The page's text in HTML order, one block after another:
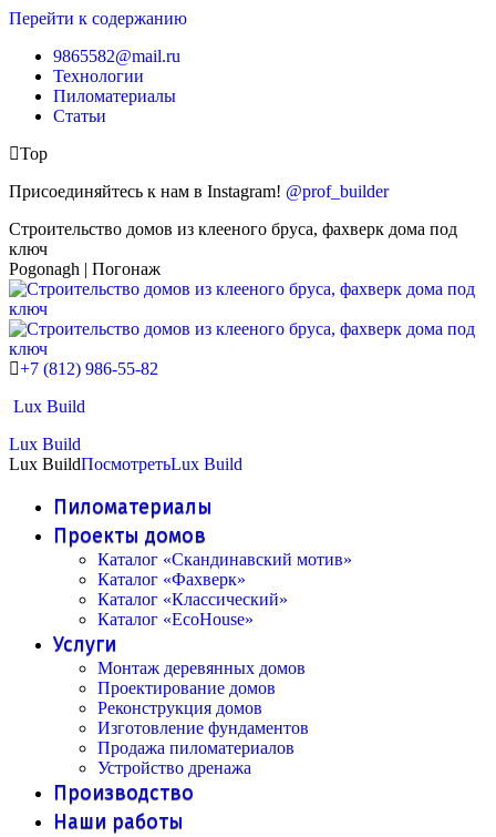
Перейти к содержанию
9865582@mail.ru
Технологии
Пиломатериалы
Статьи
Top
Присоединяйтесь к нам в Instagram! @prof_builder
Строительство домов из клееного бруса, фахверк дома под
ключ
Pogonagh | Погонаж
+7 (812) 986-55-82
Lux Build
Lux Build
Lux BuildПосмотретьLux Build
Пиломатериалы
Проекты домов
Каталог «Скандинавский мотив»
Каталог «Фахверк»
Каталог «Классический»
Каталог «EcoHouse»
Услуги
Монтаж деревянных домов
Проектирование домов
Реконструкция домов
Изготовление фундаментов
Продажа пиломатериалов
Устройство дренажа
Производство
Наши работы